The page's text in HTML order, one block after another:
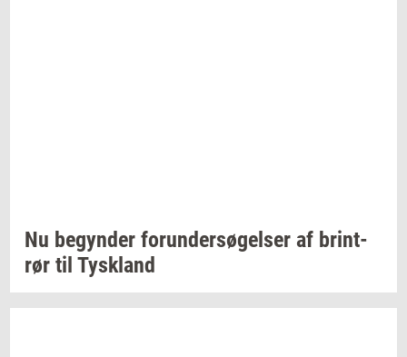
Nu be­gyn­der forun­der­sø­gel­ser af brin­t­
rør til Tys­kland